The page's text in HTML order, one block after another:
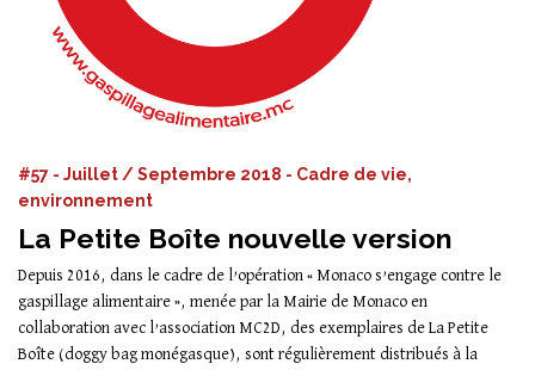
#57 - Juillet / Septembre 2018 - Cadre de vie,
environnement
La Petite Boîte nouvelle version
Depuis 2016, dans le cadre de l’opération « Monaco s’engage contre le
gaspillage alimentaire », menée par la Mairie de Monaco en
collaboration avec l’association MC2D, des exemplaires de La Petite
Boîte (doggy bag monégasque), sont régulièrement distribués à la